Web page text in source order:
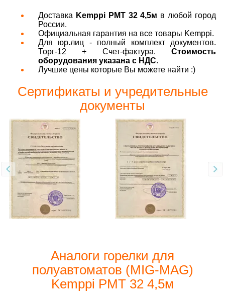
Доставка Kemppi PМТ 32 4,5м в любой город
России.
Официальная гарантия на все товары Kemppi.
Для юр.лиц - полный комплект документов.
Торг-12 + Счет-фактура. Стоимость
оборудования указана с НДС.
Лучшие цены которые Вы можете найти :)
Сертификаты и учредительные
документы
Аналоги горелки для
полуавтоматов (MIG-MAG)
Kemppi PМТ 32 4,5м